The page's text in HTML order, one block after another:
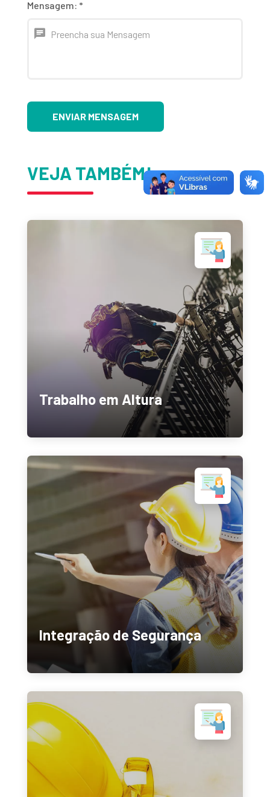
Mensagem: *
ENVIAR MENSAGEM
VEJA TAMBÉM!
Trabalho em Altura
Integração de Segurança